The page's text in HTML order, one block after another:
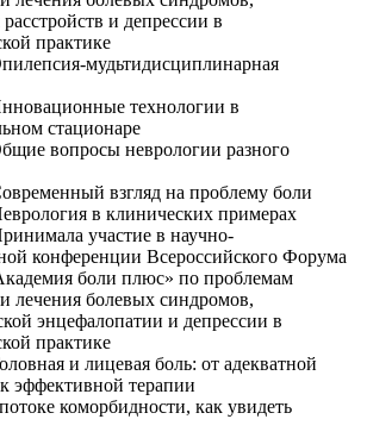
и депрессии в
практике
мудьтидисциплинарная
технологии в
стационаре
вопросы неврологии разного
взгляд на проблему боли
в клинических примерах
участие в научно-
конференции Всероссийского Форума
боли плюс» по проблемам
лечения болевых синдромов,
энцефалопатии и депрессии в
практике
и лицевая боль: от адекватной
эффективной терапии
коморбидности, как увидеть